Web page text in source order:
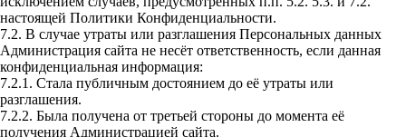
настоящей Политики Конфиденциальности.
7.2. В случае утраты или разглашения Персональных данных
Администрация сайта не несёт ответственность, если данная
конфиденциальная информация:
7.2.1. Стала публичным достоянием до её утраты или
разглашения.
7.2.2. Была получена от третьей стороны до момента её
получения Администрацией сайта.